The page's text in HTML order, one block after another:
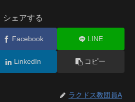
シェアする
Facebook LINE
LinkedIn コピー
ラクドス教団員A